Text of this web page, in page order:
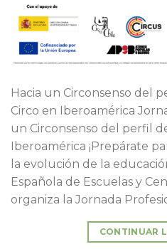
Hacia un Circonsenso del
Circo en Iberoamérica
un Circonsenso del perfil
Iberoamérica ¡Prepárate
la evolución de la
Española de Escuelas y
organiza la Jornada
CONTINUAR